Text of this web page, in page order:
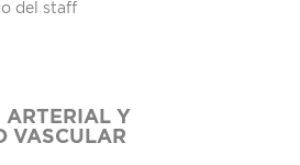
del staff
ARTERIAL Y
VASCULAR